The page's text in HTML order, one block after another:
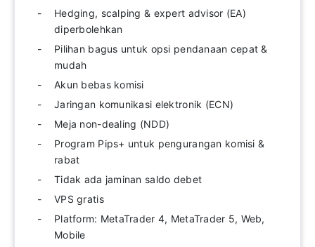
Hedging, scalping & expert advisor (EA)
diperbolehkan
Pilihan bagus untuk opsi pendanaan cepat &
mudah
Akun bebas komisi
Jaringan komunikasi elektronik (ECN)
Meja non-dealing (NDD)
Program Pips+ untuk pengurangan komisi &
rabat
Tidak ada jaminan saldo debet
VPS gratis
Platform: MetaTrader 4, MetaTrader 5, Web,
Mobile